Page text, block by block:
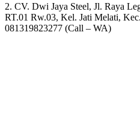
2. CV. Dwi Jaya Steel, Jl. Raya
RT.01 Rw.03, Kel. Jati Melati,
081319823277 (Call – WA)